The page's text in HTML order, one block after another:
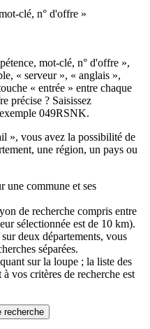
clé, n° d'offre »
mot-clé, n° d'offre »,
« serveur », « anglais »,
« entrée » entre chaque
précise ? Saisissez
049RSNK.
», vous avez la possibilité de
une région, un pays ou
une commune et ses
de recherche compris entre
sélectionnée est de 10 km).
deux départements, vous
séparées.
sur la loupe ; la liste des
vos critères de recherche est
recherche